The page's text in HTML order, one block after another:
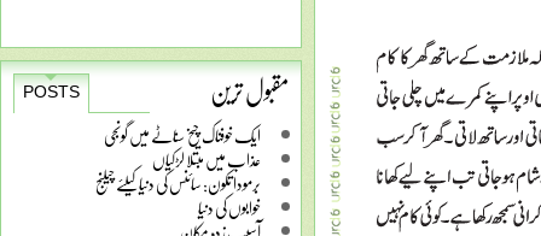
مقبول ترین
POSTS
ایک خوفناک چیخ سناٹے میں گونجی
عذاب میں مبتلا لڑکیاں
برمودا تکون: سائنس کی دنیا کیلئے چیلنج
خوابوں کی دنیا